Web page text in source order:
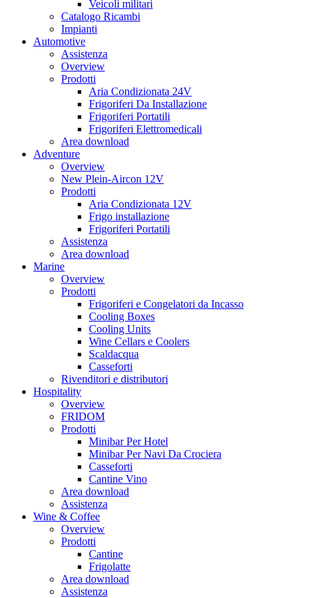
Veicoli militari
Catalogo Ricambi
Impianti
Automotive
Assistenza
Overview
Prodotti
Aria Condizionata 24V
Frigoriferi Da Installazione
Frigoriferi Portatili
Frigoriferi Elettromedicali
Area download
Adventure
Overview
New Plein-Aircon 12V
Prodotti
Aria Condizionata 12V
Frigo installazione
Frigoriferi Portatili
Assistenza
Area download
Marine
Overview
Prodotti
Frigoriferi e Congelatori da Incasso
Cooling Boxes
Cooling Units
Wine Cellars e Coolers
Scaldacqua
Casseforti
Rivenditori e distributori
Hospitality
Overview
FRIDOM
Prodotti
Minibar Per Hotel
Minibar Per Navi Da Crociera
Casseforti
Cantine Vino
Area download
Assistenza
Wine & Coffee
Overview
Prodotti
Cantine
Frigolatte
Area download
Assistenza